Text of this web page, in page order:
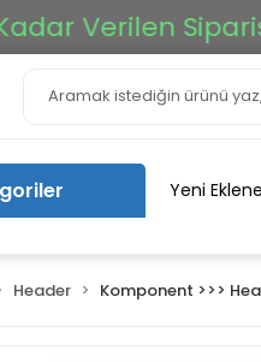
Verilen Siparişler
Yeni
Header Komponent >>>